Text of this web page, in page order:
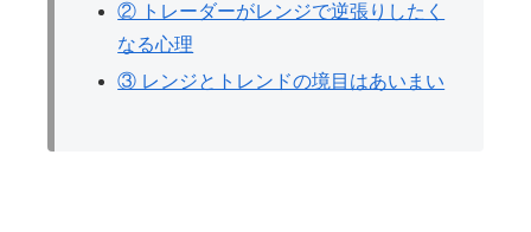
② トレーダーがレンジで逆張りしたく
なる心理
③ レンジとトレンドの境目はあいまい